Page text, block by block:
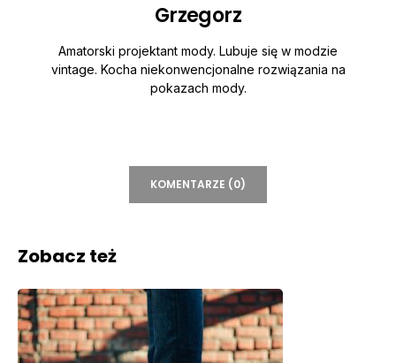
Grzegorz
Amatorski projektant mody. Lubuje się w modzie
vintage. Kocha niekonwencjonalne rozwiązania na
pokazach mody.
KOMENTARZE (0)
Zobacz też